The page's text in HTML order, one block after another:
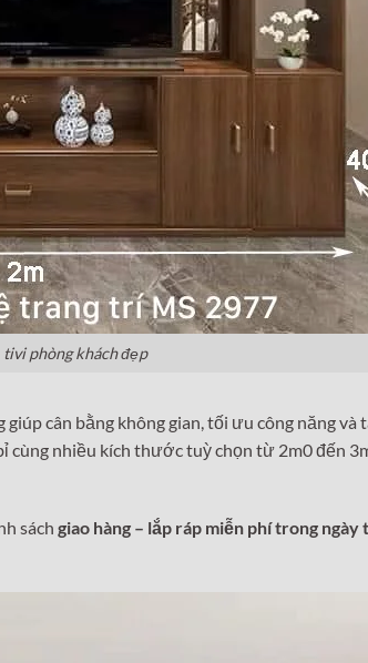
phòng khách đẹp
giúp cân bằng không gian, tối ưu công năng và
cùng nhiều kích thước tuỳ chọn từ 2m0 đến
sách giao hàng – lắp ráp miễn phí trong ngày